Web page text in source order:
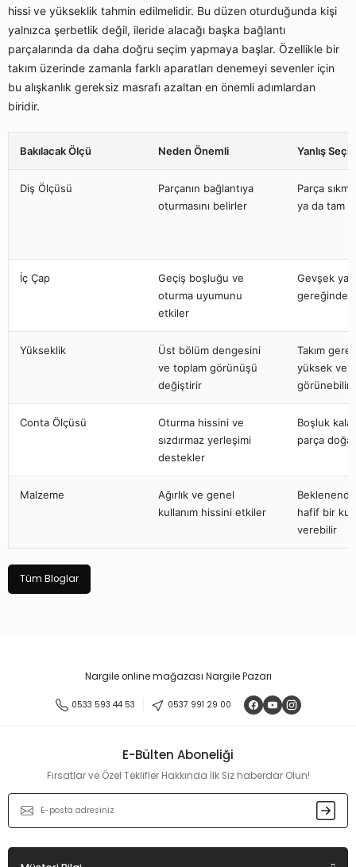
hissi ve yükseklik tahmin edilmelidir. Bu düzen oturduğunda kişi
yalnızca şerbetlik değil, ileride alacağı başka bağlantı
parçalarında da daha doğru seçim yapmaya başlar. Özellikle bir
takım üzerinde zamanla farklı aparatları denemeyi sevenler için
bu alışkanlık gereksiz masrafı azaltan en önemli adımlardan
biridir.
Bakılacak Ölçü Neden Önemli Yanlış
Diş Ölçüsü
Parçanın bağlantıya
oturmasını belirler
Parça
ya da tam
İç Çap
Geçiş boşluğu ve
oturma uyumunu
etkiler
Gevşek ya
gereğinden
Yükseklik
Üst bölüm dengesini
ve toplam görünüşü
değiştirir
Takım
yüksek ve
görünebilir
Conta Ölçüsü
Oturma hissini ve
sızdırmaz yerleşimi
destekler
Boşluk
parça
Malzeme
Ağırlık ve genel
kullanım hissini etkiler
hafif bir
verebilir
Tüm Bloglar
Nargile online mağazası Nargile Pazarı
0533 593 44 53 0537 991 29 00
E-Bülten Aboneliği
Fırsatlar ve Özel Teklifler Hakkında İlk Siz haberdar Olun!